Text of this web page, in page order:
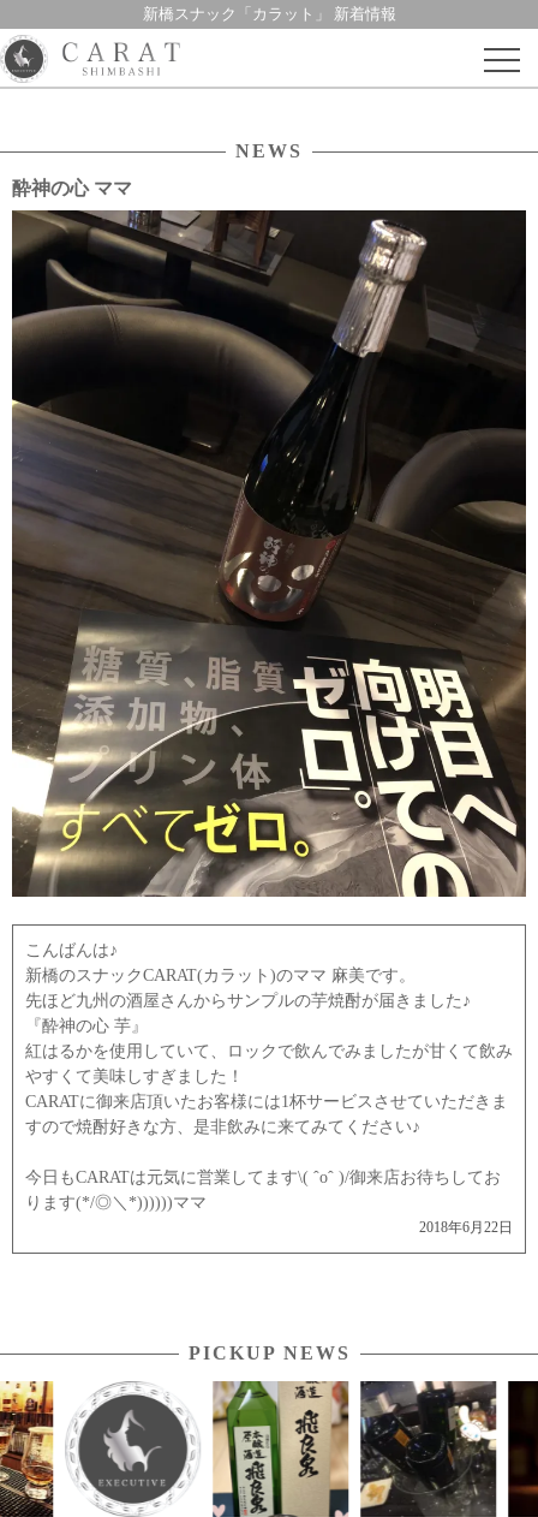
新橋スナック「カラット」 新着情報
Skip
NEWS
酔神の心 ママ
こんばんは♪
新橋のスナックCARAT(カラット)のママ 麻美です。
先ほど九州の酒屋さんからサンプルの芋焼酎が届きました♪
『酔神の心 芋』
紅はるかを使用していて、ロックで飲んでみましたが甘くて飲み
やすくて美味しすぎました！
CARATに御来店頂いたお客様には1杯サービスさせていただきま
すので焼酎好きな方、是非飲みに来てみてください♪
今日もCARATは元気に営業してます\( ˆoˆ )/御来店お待ちしてお
ります(*/◎＼*))))))ママ
2018年6月22日
PICKUP NEWS